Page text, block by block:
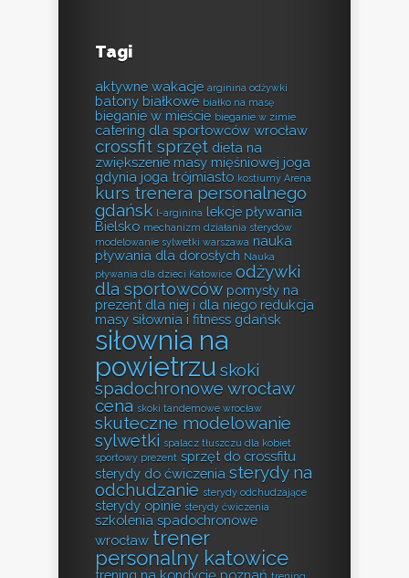
Tagi
aktywne wakacje arginina odżywki
batony białkowe białko na masę
bieganie w mieście bieganie w zimie
catering dla sportowców wrocław
crossfit sprzęt dieta na
zwiększenie masy mięśniowej joga
gdynia joga trójmiasto kostiumy Arena
kurs trenera personalnego
gdańsk l-arginina lekcje pływania
Bielsko mechanizm działania sterydów
modelowanie sylwetki warszawa nauka
pływania dla dorosłych Nauka
pływania dla dzieci Katowice odżywki
dla sportowców pomysły na
prezent dla niej i dla niego redukcja
masy siłownia i fitness gdańsk
siłownia na
powietrzu skoki
spadochronowe wrocław
cena skoki tandemowe wrocław
skuteczne modelowanie
sylwetki spalacz tłuszczu dla kobiet
sportowy prezent sprzęt do crossfitu
sterydy do ćwiczenia sterydy na
odchudzanie sterydy odchudzające
sterydy opinie sterydy ćwiczenia
szkolenia spadochronowe
wrocław trener
personalny katowice